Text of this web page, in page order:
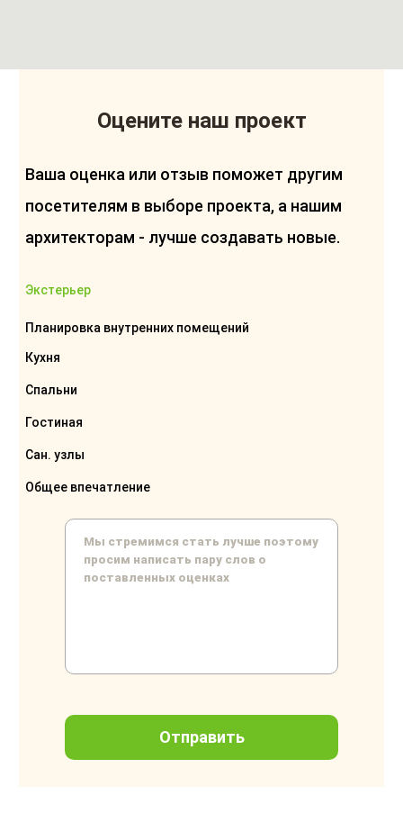
Оцените наш проект
Ваша оценка или отзыв поможет другим
посетителям в выборе проекта, а нашим
архитекторам - лучше создавать новые.
Экстерьер
Планировка внутренних помещений
Кухня
Спальни
Гостиная
Сан. узлы
Общее впечатление